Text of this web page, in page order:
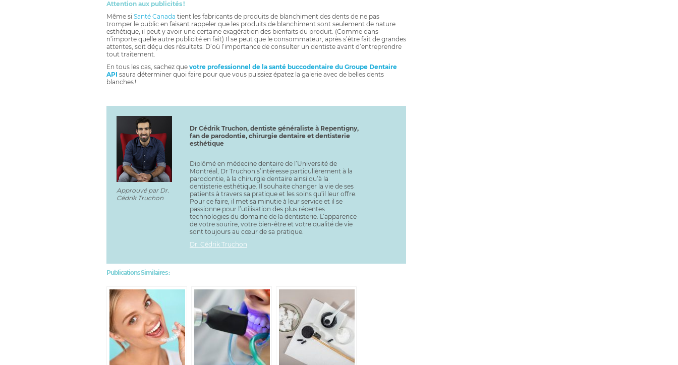
Attention aux publicités !
Même si Santé Canada tient les fabricants de produits de blanchiment des dents de ne pas
tromper le public en faisant rappeler que les produits de blanchiment sont seulement de nature
esthétique, il peut y avoir une certaine exagération des bienfaits du produit. (Comme dans
n’importe quelle autre publicité en fait) Il se peut que le consommateur, après s’être fait de grandes
attentes, soit déçu des résultats. D’où l’importance de consulter un dentiste avant d’entreprendre
tout traitement.
En tous les cas, sachez que votre professionnel de la santé buccodentaire du Groupe Dentaire
API saura déterminer quoi faire pour que vous puissiez épatez la galerie avec de belles dents
blanches !
Approuvé par Dr.
Cédrik Truchon
Dr Cédrik Truchon, dentiste généraliste à Repentigny,
fan de parodontie, chirurgie dentaire et dentisterie
esthétique
Diplômé en médecine dentaire de l’Université de
Montréal, Dr Truchon s’intéresse particulièrement à la
parodontie, à la chirurgie dentaire ainsi qu’à la
dentisterie esthétique. Il souhaite changer la vie de ses
patients à travers sa pratique et les soins qu’il leur offre.
Pour ce faire, il met sa minutie à leur service et il se
passionne pour l’utilisation des plus récentes
technologies du domaine de la dentisterie. L’apparence
de votre sourire, votre bien-être et votre qualité de vie
sont toujours au cœur de sa pratique.
Dr. Cédrik Truchon
Publications Similaires :